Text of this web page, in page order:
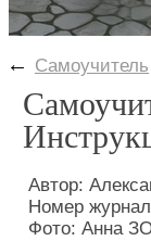
← Самоучитель
Автор:
Номер
Фото: Анна